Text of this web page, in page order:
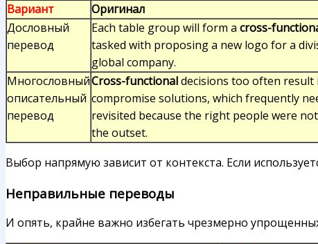
Вариант
Оригинал
Дословный
перевод
Each table group will form a cross-
tasked with proposing a new logo for a
global company.
Многословный
описательный
перевод
Cross-functionaldecisions too often result
compromise solutions, which frequently
revisited because the right people were
the outset.
Выбор напрямую зависит от контекста. Если
Неправильные переводы
И опять, крайне важно избегать чрезмерно